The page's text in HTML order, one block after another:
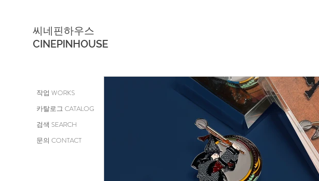
작업 WORKS
카탈로그 CATALOG
검색 SEARCH
문의 CONTACT
씨네핀하우스
CINEPINHOUSE